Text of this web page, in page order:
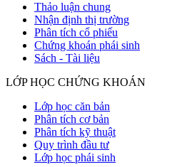
Thảo luận chung
Nhận định thị trường
Phân tích cổ phiếu
Chứng khoán phái sinh
Sách - Tài liệu
LỚP HỌC CHỨNG KHOÁN
Lớp học căn bản
Phân tích cơ bản
Phân tích kỹ thuật
Quy trình đầu tư
Lớp học phái sinh